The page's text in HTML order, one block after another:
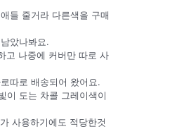
들 줄거라 다른색을 구매
았나봐요.
고 나중에 커버만 따로 사
따로 배송되어 왔어요.
이 도는 차콜 그레이색이
사용하기에도 적당한것